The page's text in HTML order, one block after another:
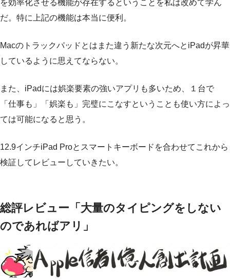
を効率化させる機能が存在するということを私は改めて学ん
だ。特に上記の機能は本当に便利。
Macのトラックパッドとはまた違う新たな次元へとiPadが昇華
しているように思えてならない。
また、iPadには娯楽要素の強いアプリも多いため、１台で
「仕事も」「娯楽も」完璧にこなすということも使い方によっ
ては可能になると思う。
12.9インチiPad Proとスマートキーボードを合わせてこれから
検証してレビューしていきたい。
総評レビュー「大量のタイピングをしない
のであればアリ」